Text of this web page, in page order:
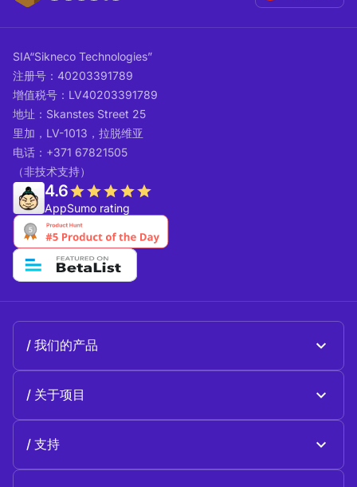
SIA“Sikneco Technologies”
注册号：40203391789
增值税号：LV40203391789
地址：Skanstes Street 25
里加，LV-1013，拉脱维亚
电话：+371 67821505
（非技术支持）
4.6
AppSumo rating
我们的产品
关于项目
支持